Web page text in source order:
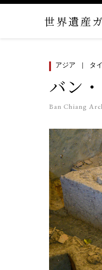
世界遺産
アジア タイ
バン
Ban Chiang